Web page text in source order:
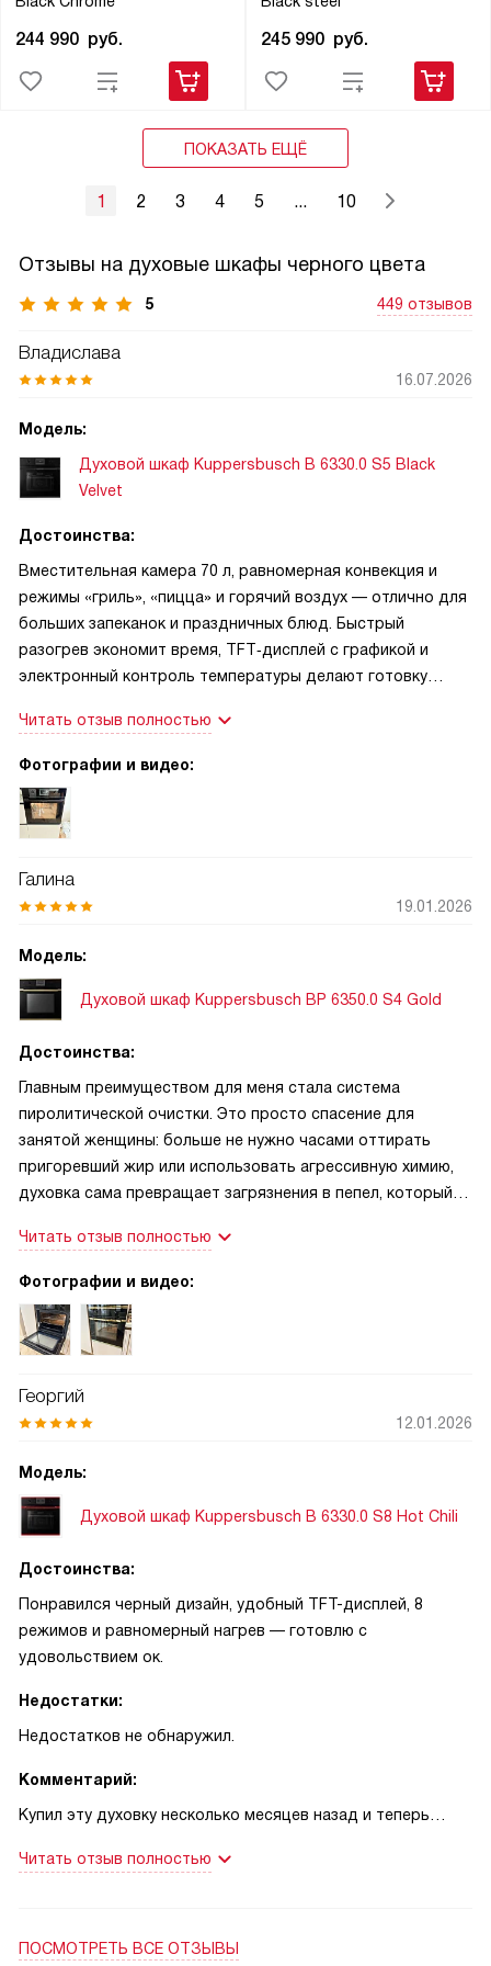
244 990 руб. 245 990 руб.
ПОКАЗАТЬ ЕЩЁ
1 2 3 4 5 ... 10
Отзывы на духовые шкафы черного цвета
5 449 отзывов
Владислава
16.07.2026
Модель:
Духовой шкаф Kuppersbusch B 6330.0 S5 Black
Velvet
Достоинства:
Вместительная камера 70 л, равномерная конвекция и
режимы «гриль», «пицца» и горячий воздух — отлично для
больших запеканок и праздничных блюд. Быстрый
разогрев экономит время, TFT‑дисплей с графикой и
электронный контроль температуры делают готовку
галогенное освещение и эко‑режим. Есть блокировка от
детей и автоотключение — спокойнее за безопасность на
Читать отзыв полностью
Фотографии и видео:
Галина
19.01.2026
Модель:
Духовой шкаф Kuppersbusch BP 6350.0 S4 Gold
Достоинства:
Главным преимуществом для меня стала система
пиролитической очистки. Это просто спасение для
занятой женщины: больше не нужно часами оттирать
пригоревший жир или использовать агрессивную химию,
духовка сама превращает загрязнения в пепел, который
«Блокировка от детей» — с маленьким ребенком в доме
это критически важно, теперь я спокойна, что малыш
порадовало наличие четырех стекол в дверце: внешняя
поверхность остается практически холодной даже во
температурах, что исключает риск ожогов при случайном
касании. Отдельного упоминания заслуживает режим
идеально хрустящей, а мясо пропекается равномерно,
сочным внутри и с аппетитной корочкой снаружи. Дизайн
в черном цвете с золотым декором выглядит невероятно
дорого и статусно, став настоящим украшением моей
Читать отзыв полностью
Фотографии и видео:
Георгий
12.01.2026
Модель:
Духовой шкаф Kuppersbusch B 6330.0 S8 Hot Chili
Достоинства:
Понравился черный дизайн, удобный TFT-дисплей, 8
режимов и равномерный нагрев — готовлю с
удовольствием ок.
Недостатки:
Недостатков не обнаружил.
Комментарий:
Купил эту духовку несколько месяцев назад и теперь
простота управления, поэтому TFT‑дисплей с
öko‑эмали действительно облегчает чистку: жир не
Читать отзыв полностью
ПОСМОТРЕТЬ ВСЕ ОТЗЫВЫ